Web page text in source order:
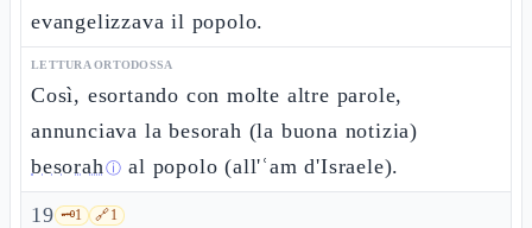
evangelizzava il popolo.
LETTURA ORTODOSSA
Così, esortando con molte altre parole,
annunciava la besorah (la buona notizia)
besorahⓘ al popolo (all'ʿam d'Israele).
19 🗝️1 🔗1